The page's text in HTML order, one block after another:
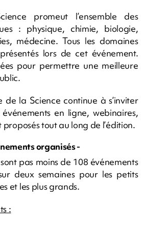
promeut l’ensemble des
: physique, chimie, biologie,
médecine. Tous les domaines
lors de cet événement.
pour permettre une meilleure
la Science continue à s’inviter
en ligne, webinaires,
proposés tout au long de l’édition.
organisés -
pas moins de 108 événements
deux semaines pour les petits
et les plus grands.
: